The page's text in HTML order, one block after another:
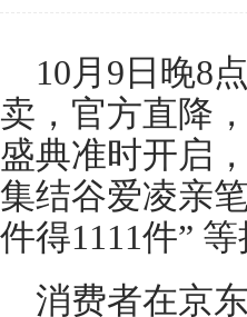
10月9日晚8
卖，官方直降
盛典准时开启
集结谷爱凌亲
件得1111件” 等
消费者在京